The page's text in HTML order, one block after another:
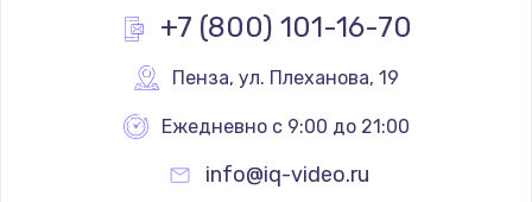
Заказать
+7 (800) 101-16-70
Пенза, ул. Плеханова, 19
Ежедневно с 9:00 до 21:00
info@iq-video.ru